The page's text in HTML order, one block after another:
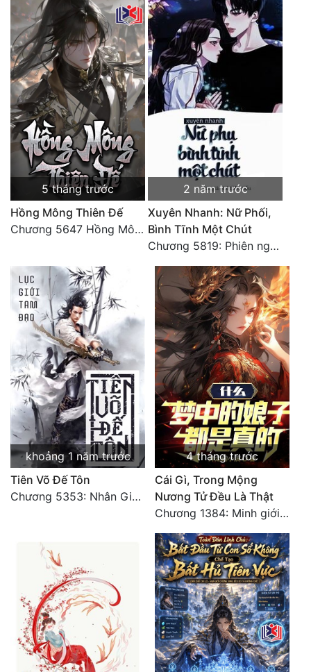
5 tháng trước
Hồng Mông Thiên Đế
Chương 5647 Hồng Mông Thiên Đế (HẾT)
2 năm trước
Xuyên Nhanh: Nữ Phối,
Bình Tĩnh Một Chút
Chương 5819: Phiên ngoại: Trở lại STARS [HẾT]
khoảng 1 năm trước
Tiên Võ Đế Tôn
Chương 5353: Nhân Gian Đạo (Đại kết cục) (2)
4 tháng trước
Cái Gì, Trong Mộng
Nương Tử Đều Là Thật
Chương 1384: Minh giới cực độc